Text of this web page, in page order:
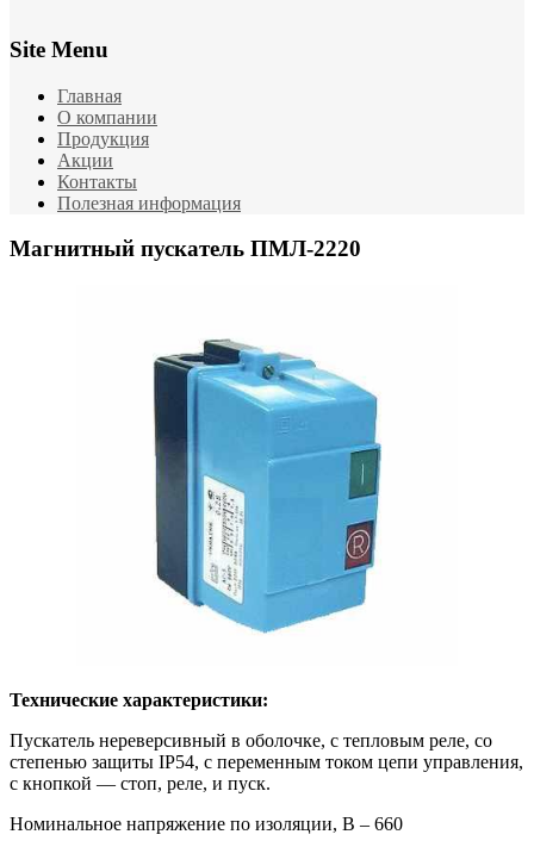
Site Menu
Главная
О компании
Продукция
Акции
Контакты
Полезная информация
Магнитный пускатель ПМЛ-2220
Технические характеристики:
Пускатель нереверсивный в оболочке, с тепловым реле, со
степенью защиты IP54, c переменным током цепи управления,
с кнопкой — стоп, реле, и пуск.
Номинальное напряжение по изоляции, В – 660